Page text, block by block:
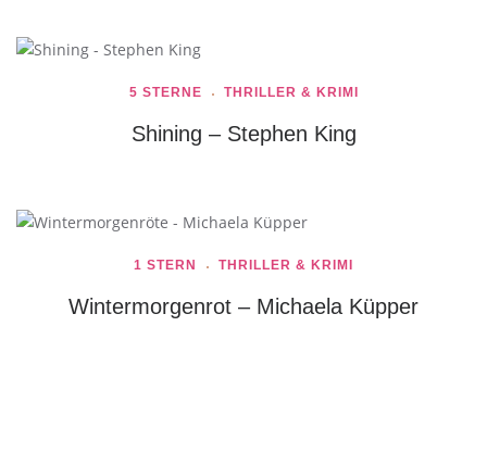
5 STERNE THRILLER & KRIMI
Shining – Stephen King
1 STERN THRILLER & KRIMI
Wintermorgenrot – Michaela Küpper